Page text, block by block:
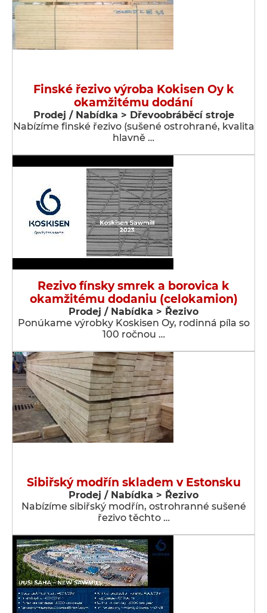
Finské řezivo výroba Kokisen Oy k
okamžitému dodání
Prodej / Nabídka > Dřevoobráběcí stroje
Nabízíme finské řezivo (sušené ostrohrané, kvalita
hlavně …
Rezivo fínsky smrek a borovica k
okamžitému dodaniu (celokamion)
Prodej / Nabídka > Řezivo
Ponúkame výrobky Koskisen Oy, rodinná píla so
100 ročnou …
Sibiřský modřín skladem v Estonsku
Prodej / Nabídka > Řezivo
Nabízíme sibiřský modřín, ostrohranné sušené
řezivo těchto …